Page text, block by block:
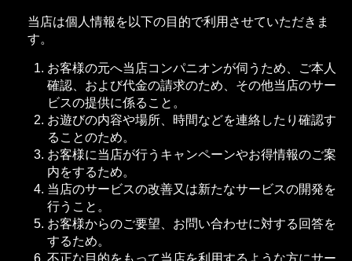
当店は個人情報を以下の目的で利用させていただきま
す。
お客様の元へ当店コンパニオンが伺うため、ご本人
確認、および代金の請求のため、その他当店のサー
ビスの提供に係ること。
お遊びの内容や場所、時間などを連絡したり確認す
ることのため。
お客様に当店が行うキャンペーンやお得情報のご案
内をするため。
当店のサービスの改善又は新たなサービスの開発を
行うこと。
お客様からのご要望、お問い合わせに対する回答を
するため。
不正な目的をもって当店を利用するような方にサー